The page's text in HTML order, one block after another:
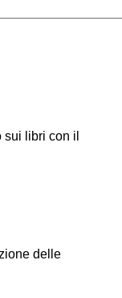
libri con il
delle